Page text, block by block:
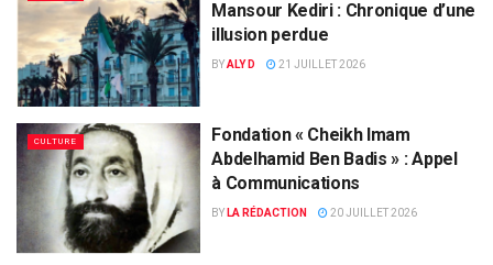
Mansour Kediri : Chronique d’une
illusion perdue
BYALY D 21 JUILLET 2026
CULTURE
Fondation « Cheikh Imam
Abdelhamid Ben Badis » : Appel
à Communications
BY LA RÉDACTION 20 JUILLET 2026